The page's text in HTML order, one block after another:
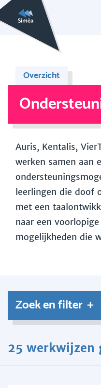
Overzicht
Auris, Kentalis,
werken samen aan
leerlingen die doof
met een
naar een
mogelijkheden die
Zoek en filter
25 werkwijzen